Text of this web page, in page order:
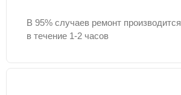
В 95% случаев ремонт
в течение 1-2 часов